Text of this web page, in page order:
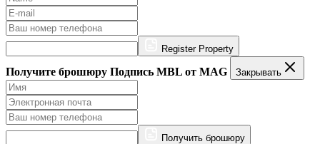
Register Property
Получите брошюру Подпись MBL от MAG Закрывать
Получить брошюру